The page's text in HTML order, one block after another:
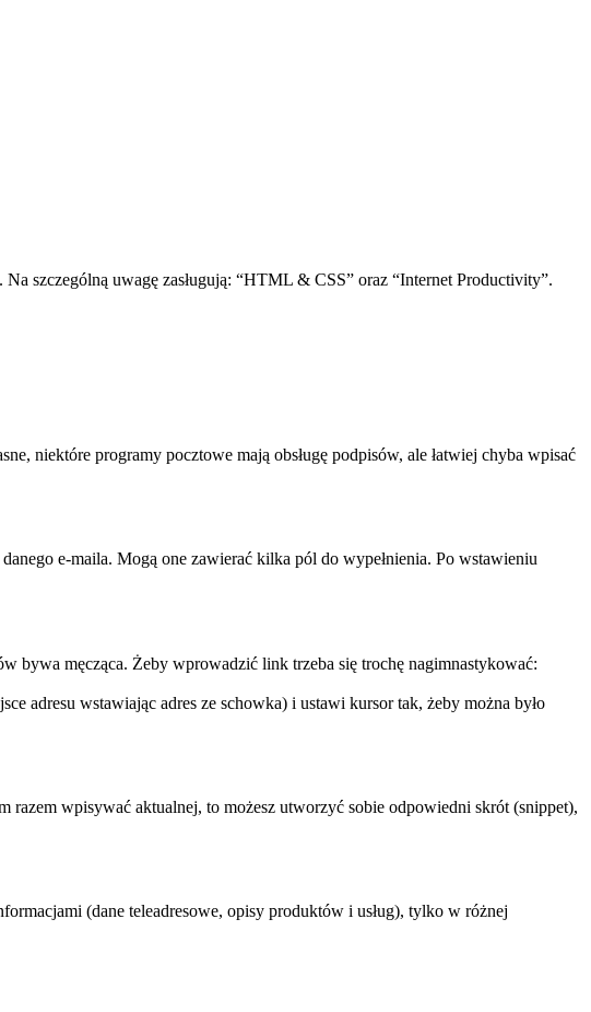
szczególną uwagę zasługują: “HTML & CSS” oraz “Internet Productivity”.
niektóre programy pocztowe mają obsługę podpisów, ale łatwiej chyba wpisać
e-maila. Mogą one zawierać kilka pól do wypełnienia. Po wstawieniu
bywa męcząca. Żeby wprowadzić link trzeba się trochę nagimnastykować:
adresu wstawiając adres ze schowka) i ustawi kursor tak, żeby można było
razem wpisywać aktualnej, to możesz utworzyć sobie odpowiedni skrót (snippet),
(dane teleadresowe, opisy produktów i usług), tylko w różnej